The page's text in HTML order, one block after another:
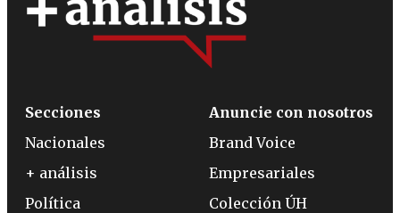
Secciones
Nacionales
+ análisis
Política
Anuncie con nosotros
Brand Voice
Empresariales
Colección ÚH